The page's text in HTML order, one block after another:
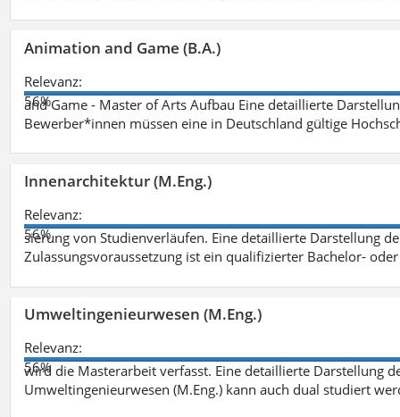
Animation and Game (B.A.)
Relevanz:
56%
and Game - Master of Arts Aufbau Eine detaillierte
Bewerber*innen müssen eine in Deutschland gültige
Innenarchitektur (M.Eng.)
Relevanz:
56%
sierung von Studienverläufen. Eine detaillierte Darstellung
Zulassungsvoraussetzung ist ein qualifizierter Bachelor-
Umweltingenieurwesen (M.Eng.)
Relevanz:
56%
wird die Masterarbeit verfasst. Eine detaillierte Darstellung
Umweltingenieurwesen (M.Eng.) kann auch dual studiert